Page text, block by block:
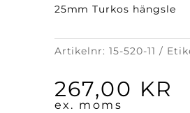
25mm Turkos hängsle
Artikelnr:15-520-11
267,00 KR
ex. moms